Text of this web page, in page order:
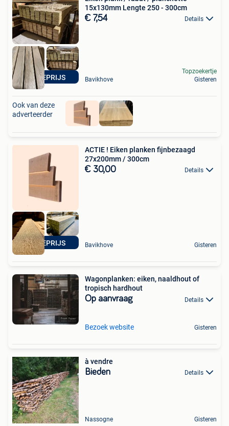
ACTIEPRIJS
15x130mm Lengte 250 - 300cm
€ 7,54 Details
Bavikhove
Topzoekertje
Gisteren
Ook van deze
adverteerder
ACTIEPRIJS
ACTIE ! Eiken planken fijnbezaagd
27x200mm / 300cm
€ 30,00 Details
Bavikhove Gisteren
Wagonplanken: eiken, naaldhout of
tropisch hardhout
Op aanvraag Details
Bezoek website Gisteren
à vendre
Bieden Details
Nassogne Gisteren